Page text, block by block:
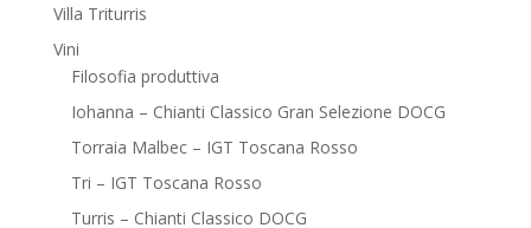
Villa Triturris
Vini
Filosofia produttiva
Iohanna – Chianti Classico Gran Selezione DOCG
Torraia Malbec – IGT Toscana Rosso
Tri – IGT Toscana Rosso
Turris – Chianti Classico DOCG